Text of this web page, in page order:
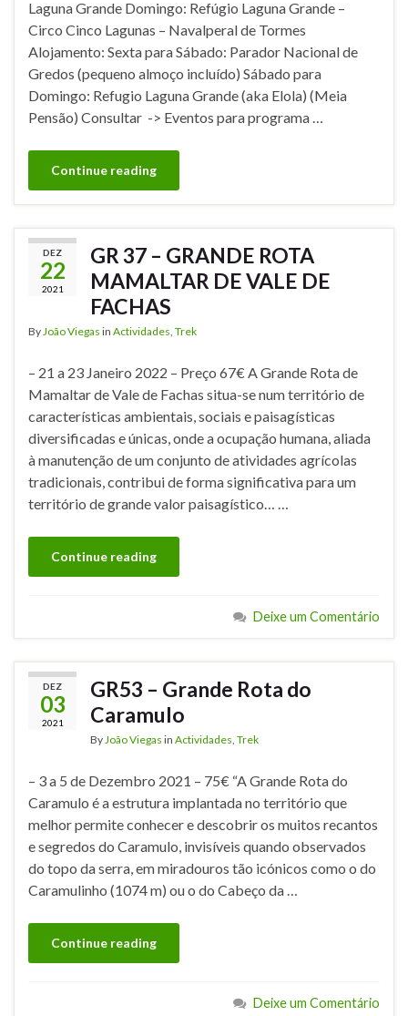
Laguna Grande Domingo: Refúgio Laguna Grande –
Circo Cinco Lagunas – Navalperal de Tormes
Alojamento: Sexta para Sábado: Parador Nacional de
Gredos (pequeno almoço incluído) Sábado para
Domingo: Refugio Laguna Grande (aka Elola) (Meia
Pensão) Consultar -> Eventos para programa …
Continue reading
DEZ
22
2021
GR 37 – GRANDE ROTA
MAMALTAR DE VALE DE
FACHAS
By João Viegas in Actividades Trek
– 21 a 23 Janeiro 2022 – Preço 67€ A Grande Rota de
Mamaltar de Vale de Fachas situa-se num território de
características ambientais, sociais e paisagísticas
diversificadas e únicas, onde a ocupação humana, aliada
à manutenção de um conjunto de atividades agrícolas
tradicionais, contribui de forma significativa para um
território de grande valor paisagístico… …
Continue reading
Deixe um Comentário
DEZ
03
2021
GR53 – Grande Rota do
Caramulo
By João Viegas in Actividades Trek
– 3 a 5 de Dezembro 2021 – 75€ “A Grande Rota do
Caramulo é a estrutura implantada no território que
melhor permite conhecer e descobrir os muitos recantos
e segredos do Caramulo, invisíveis quando observados
do topo da serra, em miradouros tão icónicos como o do
Caramulinho (1074 m) ou o do Cabeço da …
Continue reading
Deixe um Comentário